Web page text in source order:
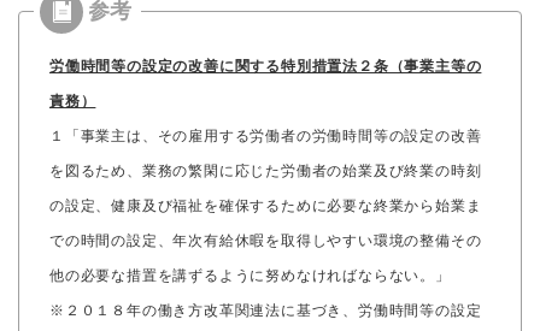
労働時間等の設定の改善に関する特別措置法２条（事業主等の
責務）
１「事業主は、その雇用する労働者の労働時間等の設定の改善
を図るため、業務の繁閑に応じた労働者の始業及び終業の時刻
の設定、健康及び福祉を確保するために必要な終業から始業ま
での時間の設定、年次有給休暇を取得しやすい環境の整備その
他の必要な措置を講ずるように努めなければならない。」
※２０１８年の働き方改革関連法に基づき、労働時間等の設定